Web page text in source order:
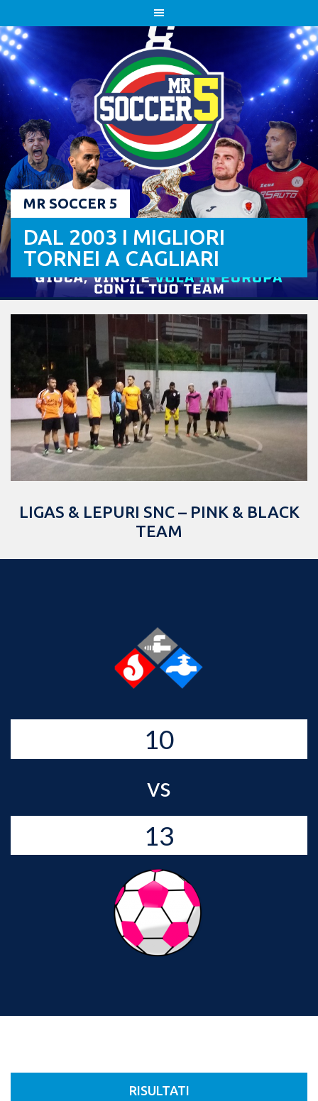
to
content
MR SOCCER 5
DAL 2003 I MIGLIORI
TORNEI A CAGLIARI
LIGAS & LEPURI SNC – PINK & BLACK
TEAM
10
vs
13
RISULTATI